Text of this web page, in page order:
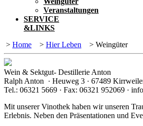
Veranstaltungen
SERVICE
&LINKS
> Home > Hier Leben > Weingüter
Wein & Sektgut- Destillerie Anton
Ralph Anton · Heuweg 3 · 67489
Tel.: 06321 5669 · Fax: 06321 952069 ·
Mit unserer Vinothek haben wir unseren
Erlebnis. Neben den Präsentationen und